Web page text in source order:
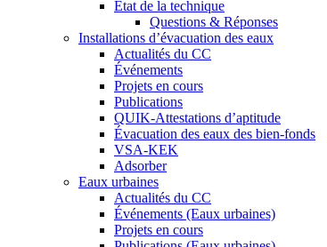
Etat de la technique
Questions & Réponses
Installations d’évacuation des eaux
Actualités du CC
Événements
Projets en cours
Publications
QUIK-Attestations d’aptitude
Évacuation des eaux des bien-fonds
VSA-KEK
Adsorber
Eaux urbaines
Actualités du CC
Événements (Eaux urbaines)
Projets en cours